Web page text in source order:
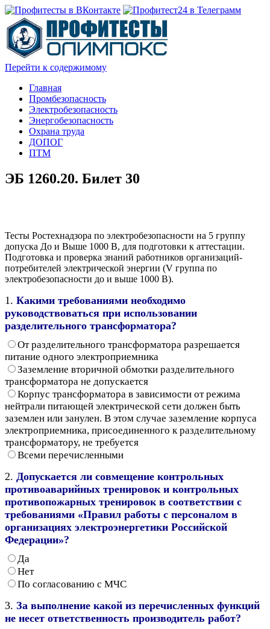
Перейти к содержимому
Главная
Промбезопасность
Электробезопасность
Энергобезопасность
Охрана труда
ДОПОГ
ПТМ
ЭБ 1260.20. Билет 30
Тесты Ростехнадзора по электробезопасности на 5 группу
допуска До и Выше 1000 В, для подготовки к аттестации.
Подготовка и проверка знаний работников организаций-
потребителей электрической энергии (V группа по
электробезопасности до и выше 1000 В).
1. Какими требованиями необходимо
руководствоваться при использовании
разделительного трансформатора?
От разделительного трансформатора разрешается
питание одного электроприемника
Заземление вторичной обмотки разделительного
трансформатора не допускается
Корпус трансформатора в зависимости от режима
нейтрали питающей электрической сети должен быть
заземлен или занулен. В этом случае заземление корпуса
электроприемника, присоединенного к разделительному
трансформатору, не требуется
Всеми перечисленными
2. Допускается ли совмещение контрольных
противоаварийных тренировок и контрольных
противопожарных тренировок в соответствии с
требованиями «Правил работы с персоналом в
организациях электроэнергетики Российской
Федерации»?
Да
Нет
По согласованию с МЧС
3. За выполнение какой из перечисленных функций
не несет ответственность производитель работ?